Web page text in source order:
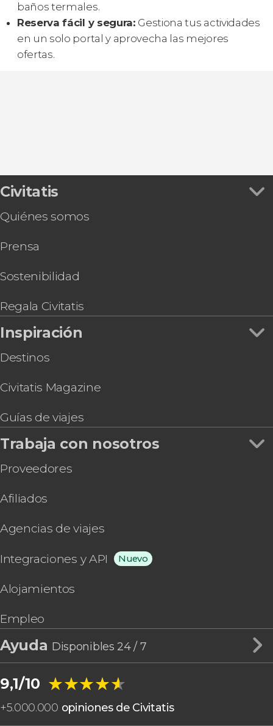
baños termales.
Reserva fácil y segura: Gestiona tus actividades
en un solo portal y aprovecha las mejores
ofertas.
Civitatis
Quiénes somos
Prensa
Sostenibilidad
Regala Civitatis
Inspiración
Destinos
Civitatis Magazine
Guías de viajes
Trabaja con nosotros
Proveedores
Afiliados
Agencias de viajes
Integraciones y API Nuevo
Alojamientos
Empleo
Ayuda Disponibles 24 / 7
9,1/10 ★★★★★
★★★★★
+5.000.000 opiniones de Civitatis